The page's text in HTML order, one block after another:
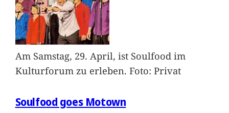
Am Samstag, 29. April, ist Soulfood im
Kulturforum zu erleben. Foto: Privat
Soulfood goes Motown